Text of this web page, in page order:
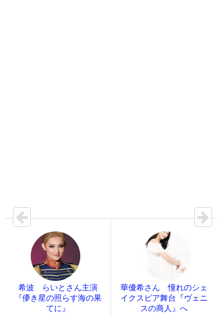
希波 らいとさん主演
『儚き星の照らす海の果
てに』
華優希さん 憧れのシェ
イクスピア舞台『ヴェニ
スの商人』へ